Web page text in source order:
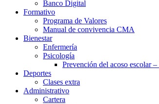
Banco Digital
Formativo
Programa de Valores
Manual de convivencia CMA
Bienestar
Enfermería
Psicología
Prevención del acoso escolar
Deportes
Clases extra
Administrativo
Cartera